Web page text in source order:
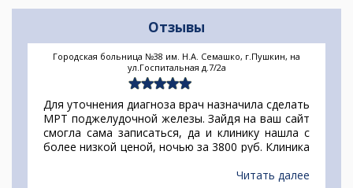
Отзывы
Городская больница №38 им. Н.А. Семашко, г.Пушкин, на
ул.Госпитальная д.7/2а
Для уточнения диагноза врач назначила сделать
МРТ поджелудочной железы. Зайдя на ваш сайт
смогла сама записаться, да и клинику нашла с
более низкой ценой, ночью за 3800 руб. Клиника
Читать далее